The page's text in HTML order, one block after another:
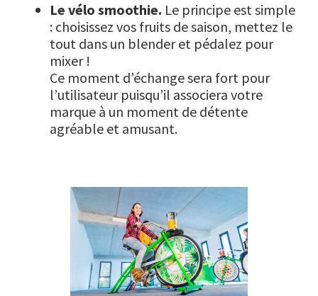
Le vélo smoothie. Le principe est simple
: choisissez vos fruits de saison, mettez le
tout dans un blender et pédalez pour
mixer !
Ce moment d’échange sera fort pour
l’utilisateur puisqu’il associera votre
marque à un moment de détente
agréable et amusant.